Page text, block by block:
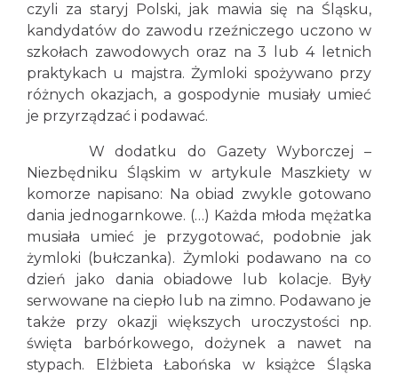
czyli za staryj Polski, jak mawia się na Śląsku,
kandydatów do zawodu rzeźniczego uczono w
szkołach zawodowych oraz na 3 lub 4 letnich
praktykach u majstra. Żymloki spożywano przy
różnych okazjach, a gospodynie musiały umieć
je przyrządzać i podawać.
W dodatku do Gazety Wyborczej –
Niezbędniku Śląskim w artykule Maszkiety w
komorze napisano: Na obiad zwykle gotowano
dania jednogarnkowe. (…) Każda młoda mężatka
musiała umieć je przygotować, podobnie jak
żymloki (bułczanka). Żymloki podawano na co
dzień jako dania obiadowe lub kolacje. Były
serwowane na ciepło lub na zimno. Podawano je
także przy okazji większych uroczystości np.
święta barbórkowego, dożynek a nawet na
stypach. Elżbieta Łabońska w książce Śląska